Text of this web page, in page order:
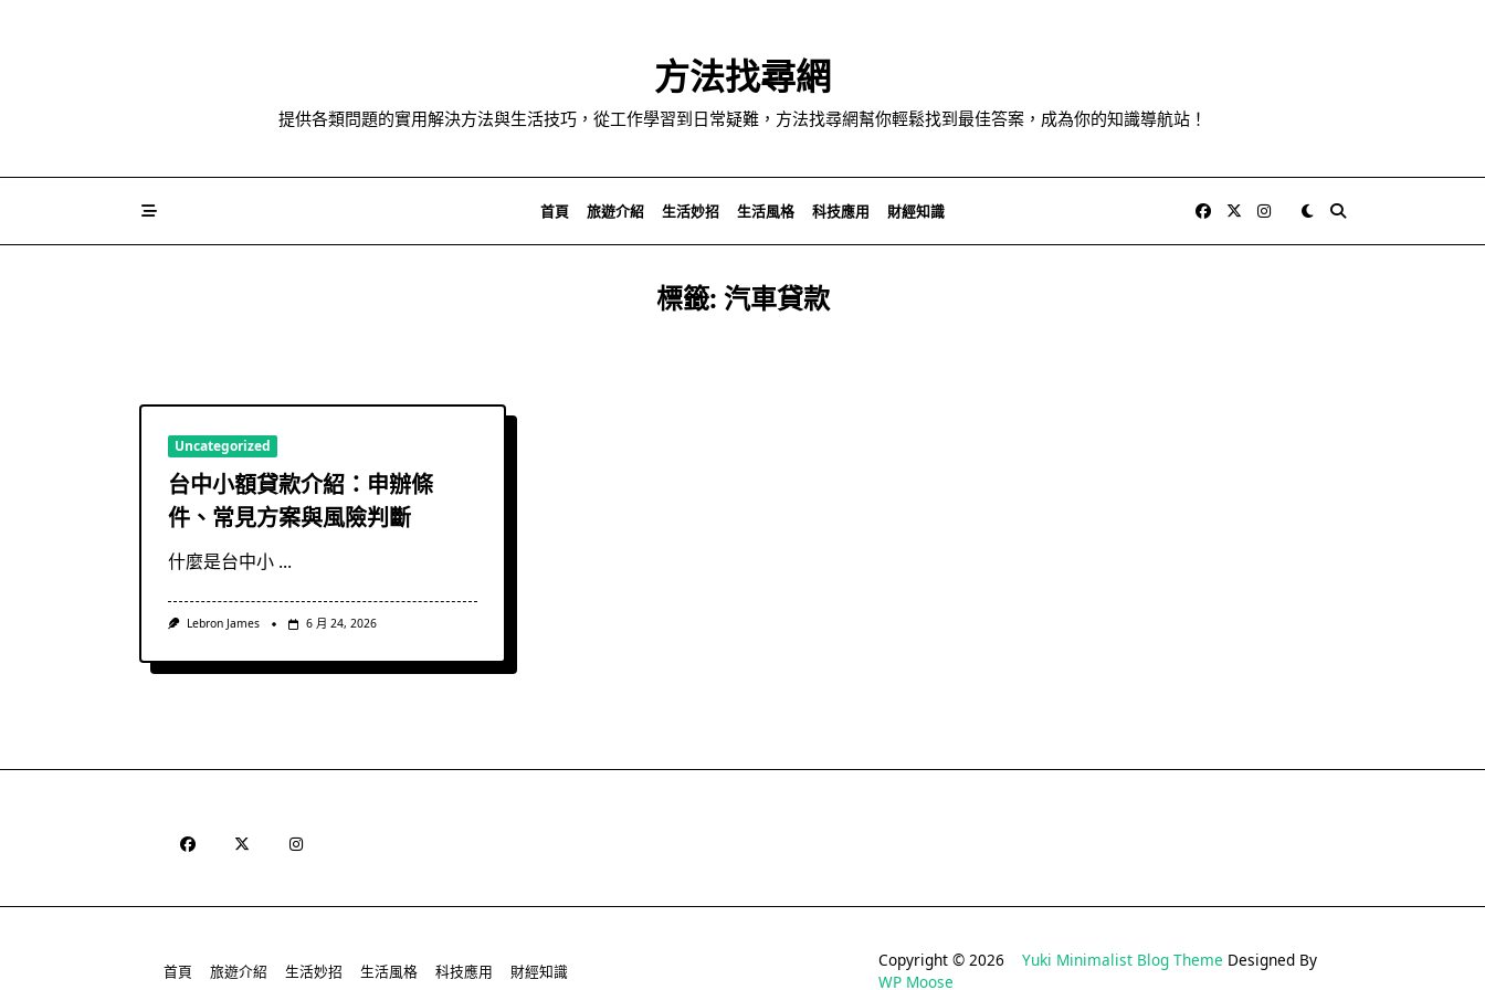
方法找尋網
提供各類問題的實用解決方法與生活技巧，從工作學習到日常疑難，方法找尋網幫你輕鬆找到最佳答案，成為你的知識導航站！
首頁 旅遊介紹 生活妙招 生活風格 科技應用 財經知識
標籤: 汽車貸款
Uncategorized
台中小額貸款介紹：申辦條
件、常見方案與風險判斷
什麼是台中小 ...
Lebron James 6 月 24, 2026
首頁 旅遊介紹 生活妙招 生活風格 科技應用 財經知識
Copyright © 2026Yuki Minimalist Blog Theme Designed By
WP Moose